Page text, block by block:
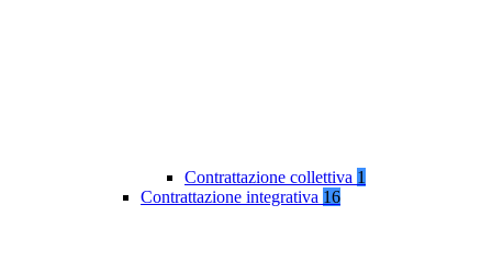
Contrattazione collettiva 1
Contrattazione integrativa 16